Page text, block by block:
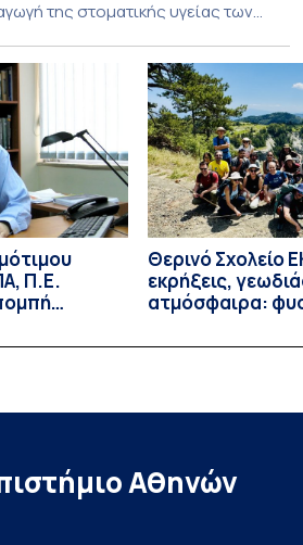
της στοματικής υγείας των
μάθησης» στο μάθημα της
εξαμήνου, περιλάμβανε
στο Γηροκομείο-
στο Οδοντιατρικό Τμήμα/Μονάδα
Βούλας, στο Κέντρο
Π.Ε.
Θερινό Σχολείο
εκρήξεις,
ατμόσφαιρα:
βιολογικές
Αθηνών